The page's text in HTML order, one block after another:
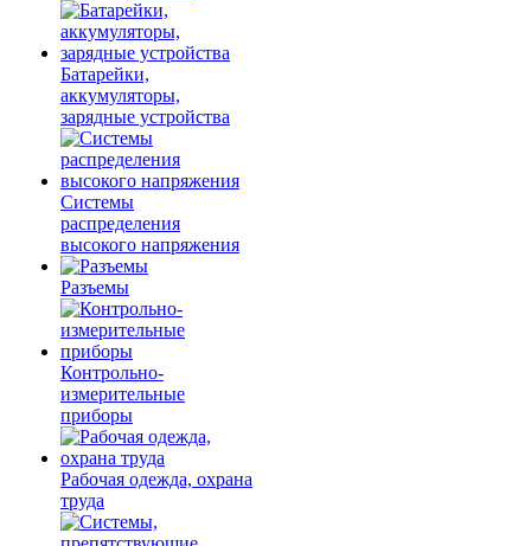
Батарейки,
аккумуляторы,
зарядные устройства
Системы
распределения
высокого напряжения
Разъемы
Контрольно-
измерительные
приборы
Рабочая одежда, охрана
труда